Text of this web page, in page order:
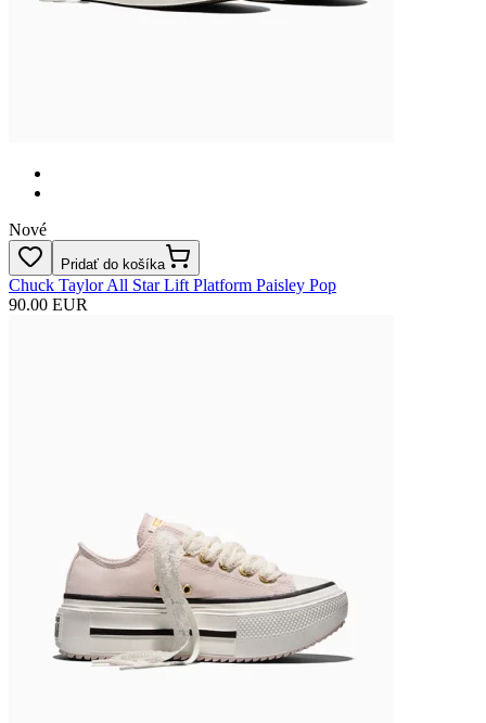
Nové
Pridať do košíka
Chuck Taylor All Star Lift Platform Paisley Pop
90.00 EUR